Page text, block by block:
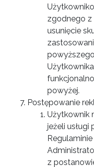
zgodnego z
usunięcie
powyżej.
Postępowanie
Użytkownik
jeżeli usługi
z